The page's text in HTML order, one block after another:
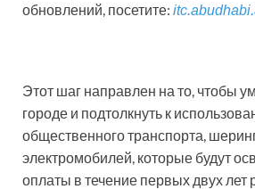
обновлений, посетите:
Этот шаг направлен на то, чтобы
городе и подтолкнуть к
общественного транспорта,
электромобилей, которые будут
оплаты в течение первых двух лет